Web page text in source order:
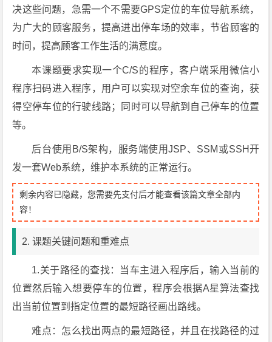
决这些问题，急需一个不需要GPS定位的车位导航系统，
为广大的顾客服务，提高进出停车场的效率，节省顾客的
时间，提高顾客工作生活的满意度。
本课题要求实现一个C/S的程序，客户端采用微信小
程序扫码进入程序，用户可以实现对空余车位的查询，获
得空停车位的行驶线路；同时可以导航到自己停车的位置
等。
后台使用B/S架构，服务端使用JSP、SSM或SSH开
发一套Web系统，维护本系统的正常运行。
剩余内容已隐藏，您需要先支付后才能查看该篇文章全部内
容！
2. 课题关键问题和重难点
1.关于路径的查找：当车主进入程序后，输入当前的
位置然后输入想要停车的位置，程序会根据A星算法查找
出当前位置到指定位置的最短路径画出路线。
难点：怎么找出两点的最短路径，并且在找路径的过